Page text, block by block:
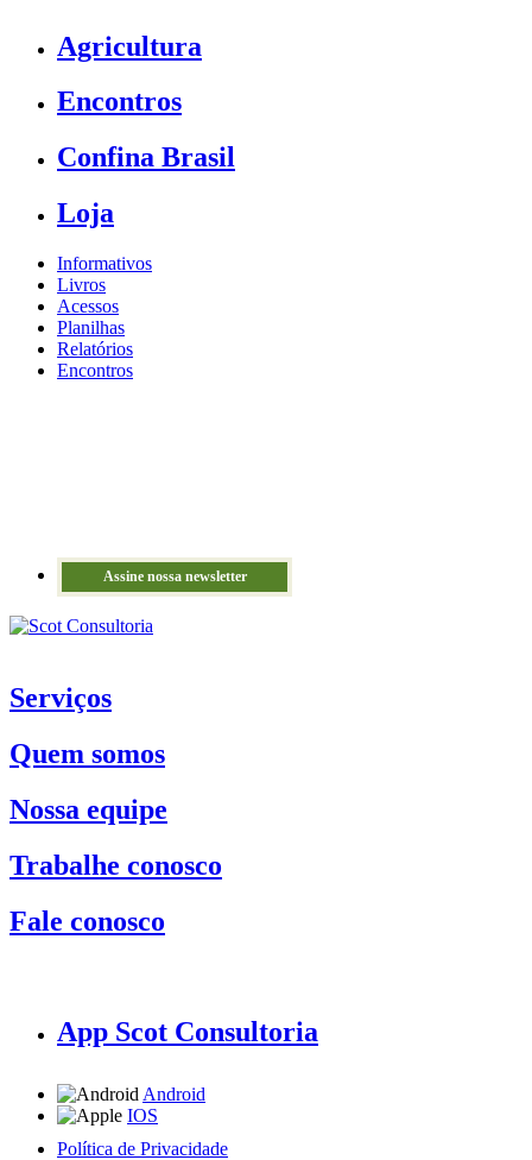
Agricultura
Encontros
Confina Brasil
Loja
Informativos
Livros
Acessos
Planilhas
Relatórios
Encontros
Assine nossa newsletter
Serviços
Quem somos
Nossa equipe
Trabalhe conosco
Fale conosco
App Scot Consultoria
Android
IOS
Política de Privacidade